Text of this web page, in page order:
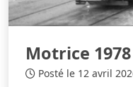
Motrice
Posté le 12 avril